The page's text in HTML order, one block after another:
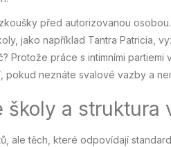
před autorizovanou
jako například Tantra Patricia ,
Protože práce s intimními partiemi
pokud neznáte svalové vazby a
školy a struktura
ale těch, které odpovídají